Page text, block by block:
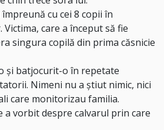
cu cei 8 copii în
care a început să fie
singura copilă din prima căsnicie
şi batjocurit-o în repetate
Nimeni nu a ştiut nimic, nici
care monitorizau familia.
a vorbit despre calvarul prin care